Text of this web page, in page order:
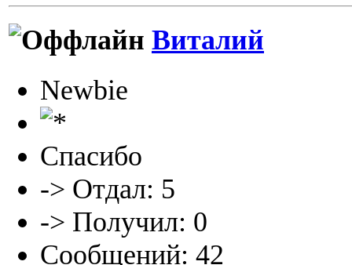
Виталий
Newbie
Спасибо
-> Отдал: 5
-> Получил: 0
Сообщений: 42